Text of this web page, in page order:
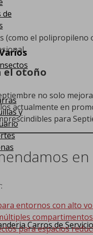
de
y
Carros de Servicio
(como el
el otoño
no solo
actualmente en
para
en
entornos con alto
para espacios